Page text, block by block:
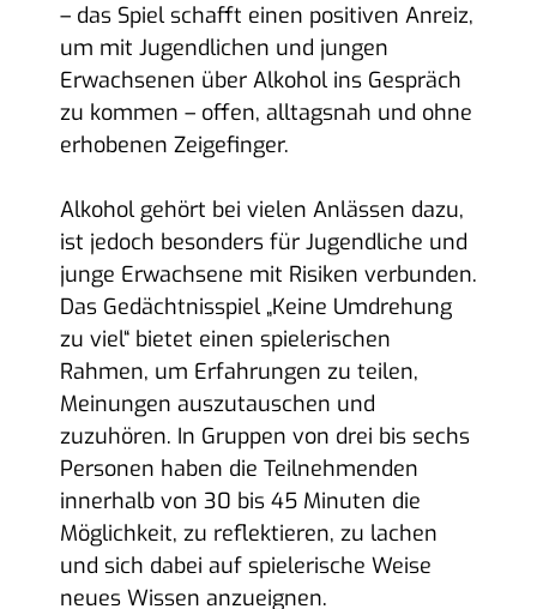
– das Spiel schafft einen positiven Anreiz,
um mit Jugendlichen und jungen
Erwachsenen über Alkohol ins Gespräch
zu kommen – offen, alltagsnah und ohne
erhobenen Zeigefinger.
Alkohol gehört bei vielen Anlässen dazu,
ist jedoch besonders für Jugendliche und
junge Erwachsene mit Risiken verbunden.
Das Gedächtnisspiel „Keine Umdrehung
zu viel“ bietet einen spielerischen
Rahmen, um Erfahrungen zu teilen,
Meinungen auszutauschen und
zuzuhören. In Gruppen von drei bis sechs
Personen haben die Teilnehmenden
innerhalb von 30 bis 45 Minuten die
Möglichkeit, zu reflektieren, zu lachen
und sich dabei auf spielerische Weise
neues Wissen anzueignen.